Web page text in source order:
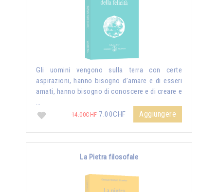
Gli uomini vengono sulla terra con certe
aspirazioni, hanno bisogno d’amare e di esseri
amati, hanno bisogno di conoscere e di creare e
…
14.00CHF7.00CHF Aggiungere
La Pietra filosofale